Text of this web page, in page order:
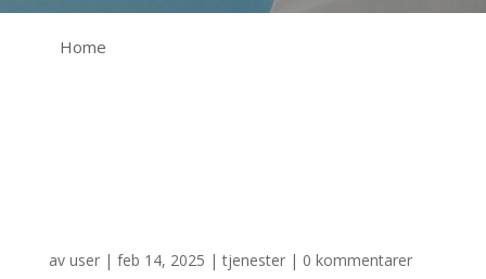
Home
av user| feb 14, 2025 |tjenester| 0 kommentarer